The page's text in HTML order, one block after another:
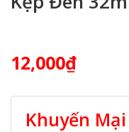
12,000₫
Khuyến Mại